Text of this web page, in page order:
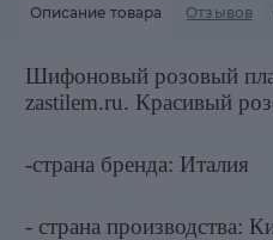
Описание товара Отзывов
Шифоновый розовый
zastilem.ru. Красивый
-страна бренда: Италия
- страна производства: